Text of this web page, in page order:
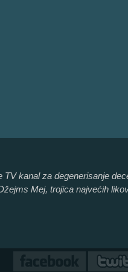
TV kanal za degenerisanje
Mej, trojica najvećih